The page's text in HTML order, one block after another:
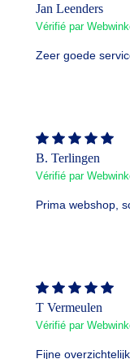
Jan Leenders
Vérifié par
Zeer goede
B. Terlingen
Vérifié par
Prima webshop,
T Vermeulen
Vérifié par
Fijne